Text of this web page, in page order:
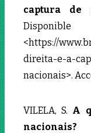
captura de
<https://
direita-e-a-
nacionais>.
VILELA, S. A
nacionais?